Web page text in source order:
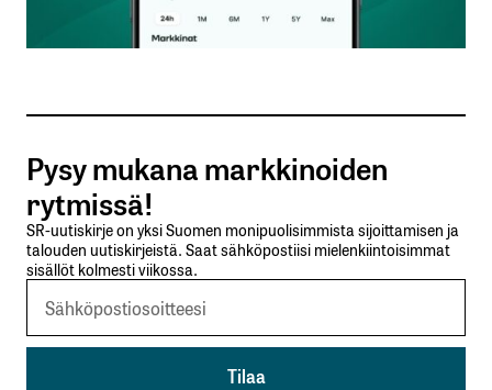
Sähköpostiosoitteesi
Tilaa SalkunRakentajan uutiskirje
Lähetä kommentti
Pysy mukana markkinoiden
rytmissä!
SR-uutiskirje on yksi Suomen monipuolisimmista sijoittamisen ja
talouden uutiskirjeistä. Saat sähköpostiisi mielenkiintoisimmat
sisällöt kolmesti viikossa.